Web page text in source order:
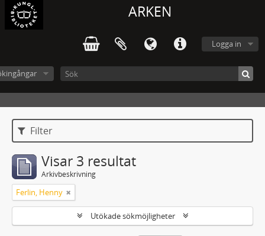
ARKEN
Logga in
Filter
Visar 3 resultat
Arkivbeskrivning
Ferlin, Henny
Utökade sökmöjligheter